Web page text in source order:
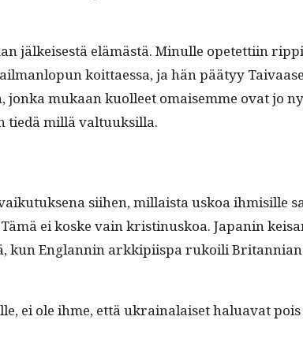
jälkeis­es­tä elämästä. Min­ulle opetet­ti­in
koit­taes­sa, ja hän pää­tyy
mukaan kuolleet omaisemme ovat jo
tiedä mil­lä valtuuksilla.
siihen, mil­laista uskoa ihmisille
ei koske vain kristi­nuskoa. Japanin
kun Englan­nin arkkipi­is­pa rukoili
ei ole ihme, että ukrainalaiset halu­a­vat